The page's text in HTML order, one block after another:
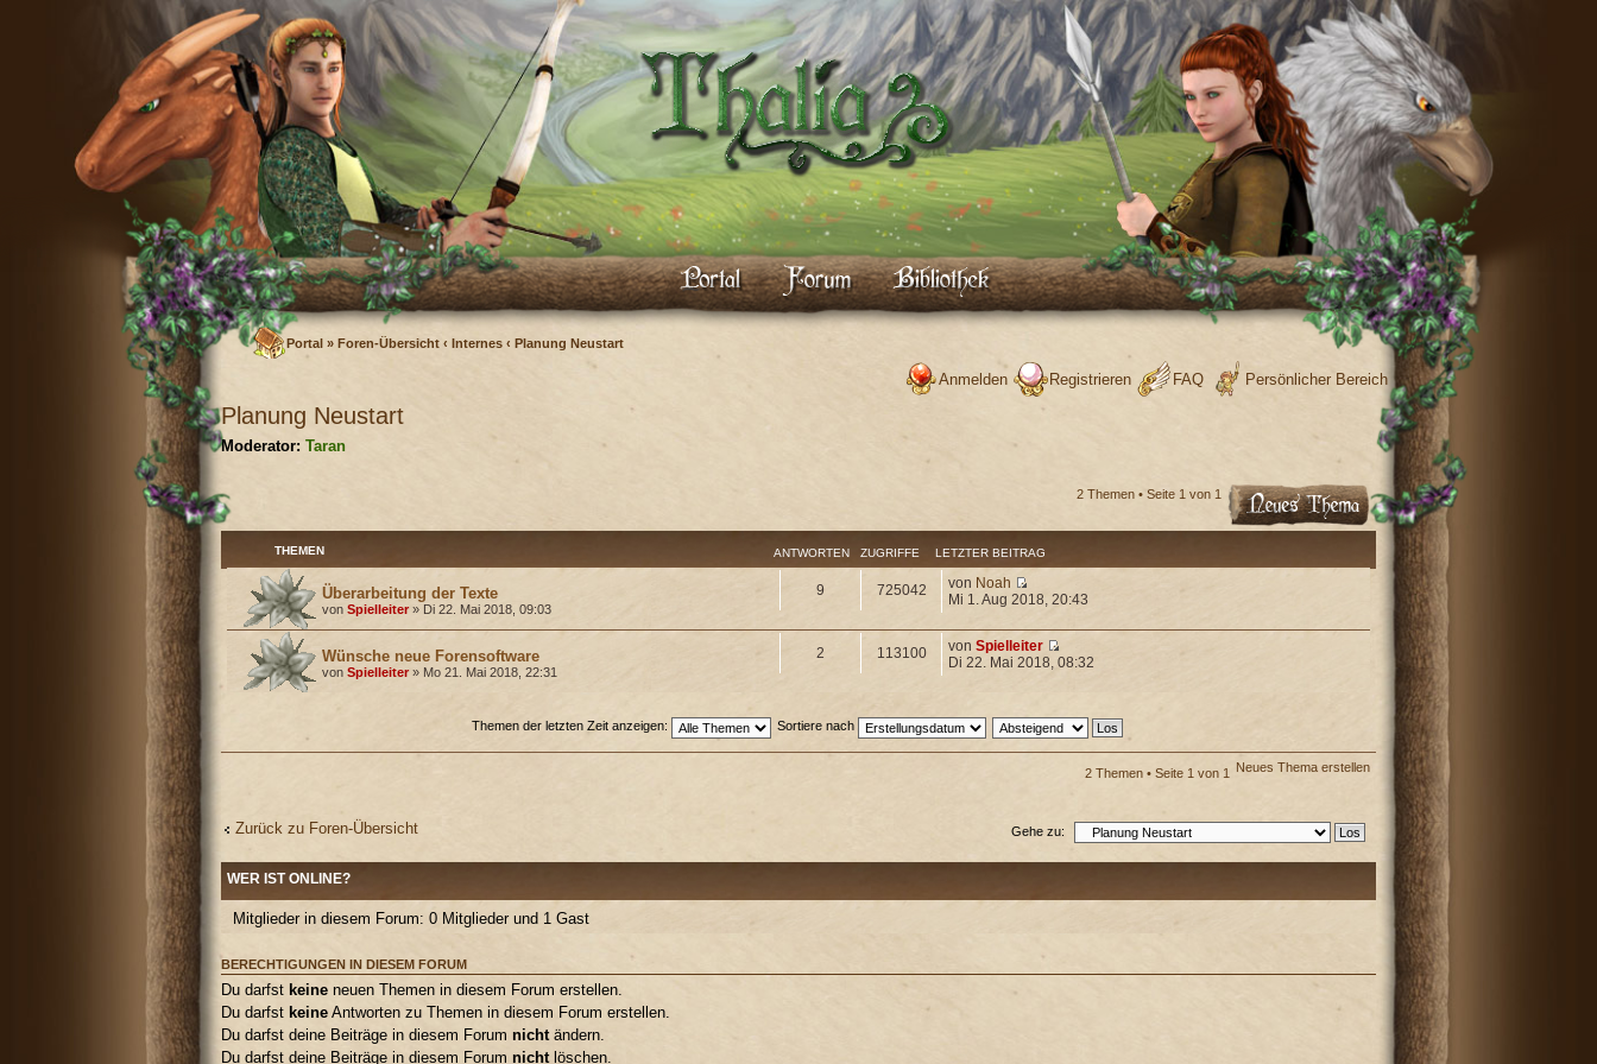
Portal » Foren-Übersicht ‹ Internes ‹ Planung Neustart
Persönlicher Bereich
FAQ
Registrieren
Anmelden
Planung Neustart
Moderator: Taran
2 Themen • Seite 1 von 1
THEMEN ANTWORTEN ZUGRIFFE LETZTER BEITRAG
Überarbeitung der Texte
vonSpielleiter» Di 22. Mai 2018, 09:03
9 725042 von Noah
Mi 1. Aug 2018, 20:43
Wünsche neue Forensoftware
vonSpielleiter» Mo 21. Mai 2018, 22:31
2 113100 vonSpielleiter
Di 22. Mai 2018, 08:32
Themen der letzten Zeit anzeigen: Sortiere nach
Neues Thema erstellen
2 Themen • Seite 1von 1
Zurück zu Foren-Übersicht Gehe zu:
WER IST ONLINE?
Mitglieder in diesem Forum: 0 Mitglieder und 1 Gast
BERECHTIGUNGEN IN DIESEM FORUM
Du darfst keine neuen Themen in diesem Forum erstellen.
Du darfst keine Antworten zu Themen in diesem Forum erstellen.
Du darfst deine Beiträge in diesem Forumnichtändern.
Du darfst deine Beiträge in diesem Forumnichtlöschen.